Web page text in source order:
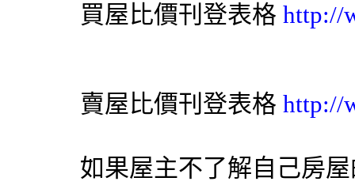
買屋比價刊登表格 http://
賣屋比價刊登表格 http://
如果屋主不了解自己房